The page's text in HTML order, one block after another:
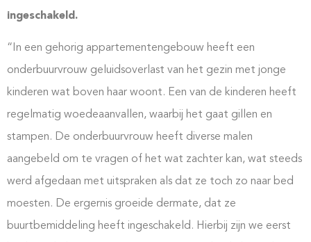
ingeschakeld.
“In een gehorig appartementengebouw heeft een
onderbuurvrouw geluidsoverlast van het gezin met jonge
kinderen wat boven haar woont. Een van de kinderen heeft
regelmatig woedeaanvallen, waarbij het gaat gillen en
stampen. De onderbuurvrouw heeft diverse malen
aangebeld om te vragen of het wat zachter kan, wat steeds
werd afgedaan met uitspraken als dat ze toch zo naar bed
moesten. De ergernis groeide dermate, dat ze
buurtbemiddeling heeft ingeschakeld. Hierbij zijn we eerst